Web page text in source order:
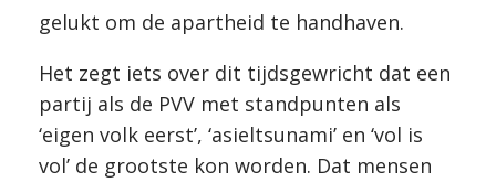
gelukt om de apartheid te handhaven.
Het zegt iets over dit tijdsgewricht dat een
partij als de PVV met standpunten als
‘eigen volk eerst’, ‘asieltsunami’ en ‘vol is
vol’ de grootste kon worden. Dat mensen